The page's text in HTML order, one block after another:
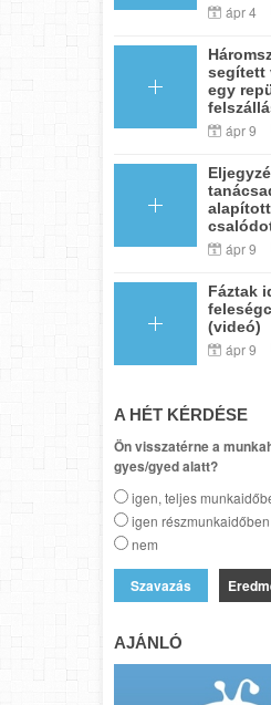
ápr 4
segített
egy
ápr 9
ápr 9
Fáztak
(videó)
ápr 9
A HÉT KÉRDÉSE
Ön visszatérne a
gyes/gyed alatt?
igen, teljes
igen részmunkaidőben
nem
AJÁNLÓ